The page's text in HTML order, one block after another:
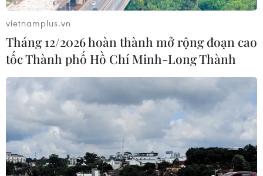
vietnamplus.vn
Tháng 12/2026 hoàn thành mở rộng đoạn cao
tốc Thành phố Hồ Chí Minh-Long Thành